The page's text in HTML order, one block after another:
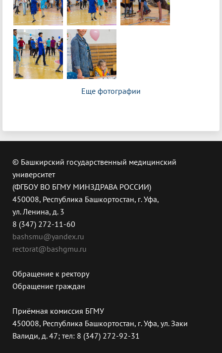
Еще фотографии
© Башкирский государственный медицинский
университет
(ФГБОУ ВО БГМУ МИНЗДРАВА РОССИИ)
450008, Республика Башкортостан, г. Уфа,
ул. Ленина, д. 3
8 (347) 272-11-60
bashsmu@yandex.ru
rectorat@bashgmu.ru
Обращение к ректору
Обращение граждан
Приёмная комиссия БГМУ
450008, Республика Башкортостан, г. Уфа, ул. Заки
Валиди, д. 47; тел: 8 (347) 272-92-31